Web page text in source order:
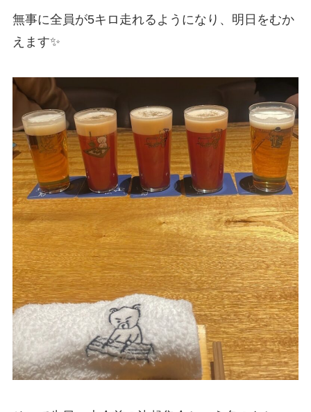
無事に全員が5キロ走れるようになり、明日をむか
えます✨